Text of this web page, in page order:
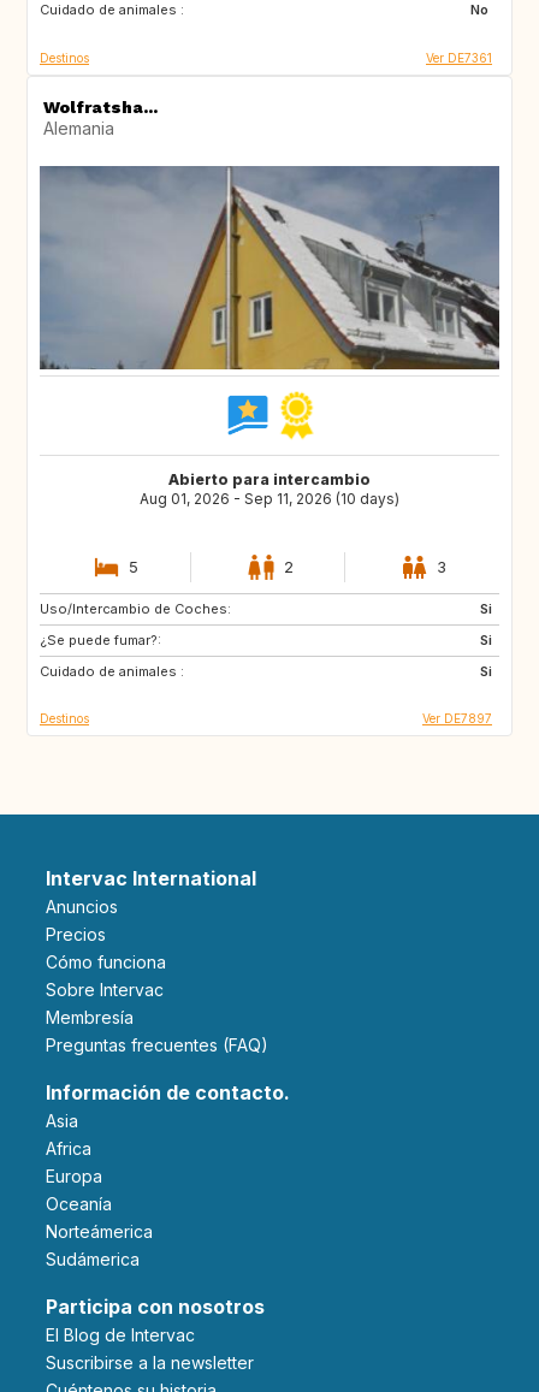
Cuidado de animales :
No
FR
Destinos Ver DE7361
Wolfratsha...
Alemania
Abierto para intercambio
Aug 01, 2026 - Sep 11, 2026 (10 days)
5 2 3
Uso/Intercambio de Coches:
Si
¿Se puede fumar?:
Si
Cuidado de animales :
Si
GR
ES
FR
Destinos Ver DE7897
Intervac International
Anuncios
Precios
Cómo funciona
Sobre Intervac
Membresía
Preguntas frecuentes (FAQ)
Información de contacto.
Asia
Africa
Europa
Oceanía
Norteámerica
Sudámerica
Participa con nosotros
El Blog de Intervac
Suscribirse a la newsletter